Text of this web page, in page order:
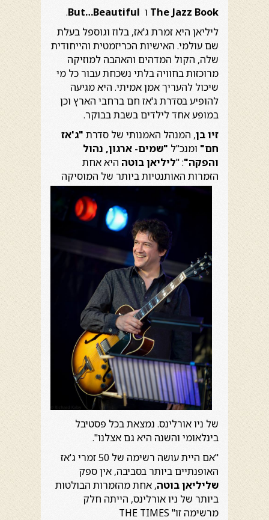
The Jazz Book ו
.
ליליאן היא זמרת ג'אז, בלוז וגוספל בעלת
שם עולמי. האישיות הכריזמטית והייחודית
שלה, הקול המדהים והאהבה למוזיקה
מרוכזות בחוויה בלתי נשכחת עבור כל מי
שיכול להעריך אמן אמיתי. היא מגיעה
להופיע בסדרת ג'אז חם ברחבי הארץ וכן
במופע אחד לילדים בשבת בבוקר.
זיו בן, המנהל האמנותי של סדרת "ג'אז
חם" ומנכ"ל "שמים- ארגון, נהול
והפקה": "ליליאן בוטה היא אחת
הזמרות האותנטיות ביותר של המוסיקה
של ניו אורלינס. נמצאת בכל פסטיבל
בינלאומי והשנה היא גם אצלנו".
"אם היית עושה רשימה של 50 זמרי ג'אז
האופנתיים ביותר בסביבה, אין ספק
שליליאןבוטה, אחת מהזמרות הבולטות
ביותר של ניו אורלינס, הייתה חלק
מרשימה זו" THE TIMES